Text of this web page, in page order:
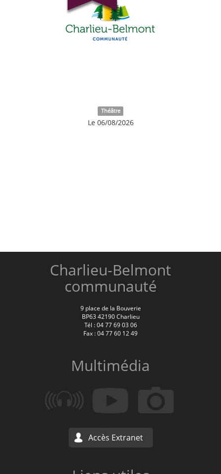
Théâtre
Le 06/08/2026
Charlieu-Belmont
communauté
9 place de la Bouverie
BP63 42190 Charlieu
Tél : 04 77 69 03 06
Fax : 04 77 60 12 49
Multimédia
Accès Extranet